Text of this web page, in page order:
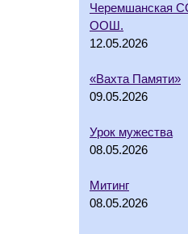
Черемшанская
ООШ.
12.05.2026
«Вахта Памяти»
09.05.2026
Урок мужества
08.05.2026
Митинг
08.05.2026